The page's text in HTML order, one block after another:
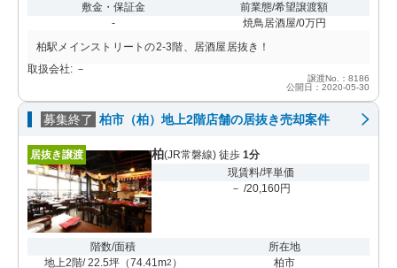
敷金・保証金
-
前業態/希望譲渡額
焼鳥居酒屋/0万円
柏駅メインストリートの2-3階、居酒屋居抜き！
取扱会社: －
譲渡No.：8186
公開日：2020-05-30
募集終了 柏市（柏）地上2階店舗の居抜き売却案件
居抜き譲渡 柏(JR常磐線) 徒歩 1分
現賃料/坪単価
－ /20,160円
階数/面積
地上2階/ 22.5坪（74.41m2 ）
所在地
柏市